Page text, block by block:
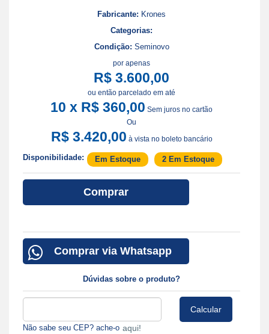
Fabricante: Krones
Categorias:
Condição: Seminovo
por apenas
R$ 3.600,00
ou então parcelado em até
10 x R$ 360,00 Sem juros no cartão
Ou
R$ 3.420,00 à vista no boleto bancário
Disponibilidade: Em Estoque 2 Em Estoque
Comprar
Comprar via Whatsapp
Dúvidas sobre o produto?
Não sabe seu CEP? ache-o aqui!